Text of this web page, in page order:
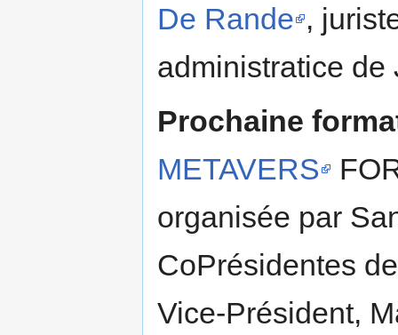
De Rande ,
administratice de
Prochaine
METAVERS
organisée par
CoPrésidentes
Vice-Président,